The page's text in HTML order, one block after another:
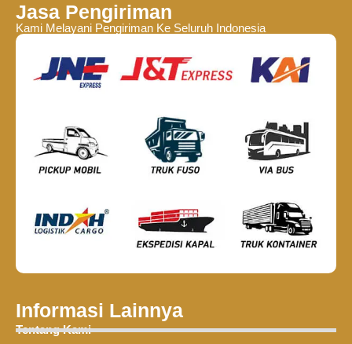
Jasa Pengiriman
Kami Melayani Pengiriman Ke Seluruh Indonesia
Informasi Lainnya
Tentang Kami